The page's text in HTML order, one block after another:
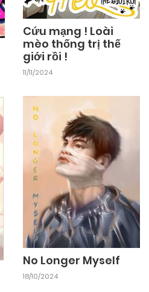
Cứu mạng ! Loài
mèo thống trị thế
giới rồi !
11/11/2024
No Longer Myself
18/10/2024